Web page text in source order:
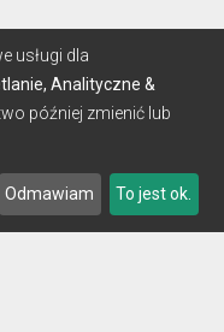
usługi dla
Analityczne &
później zmienić lub
Odmawiam To jest ok.